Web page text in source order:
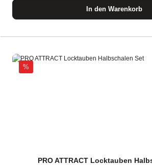
In den Warenkorb
%Rabatt
PRO ATTRACT Locktauben